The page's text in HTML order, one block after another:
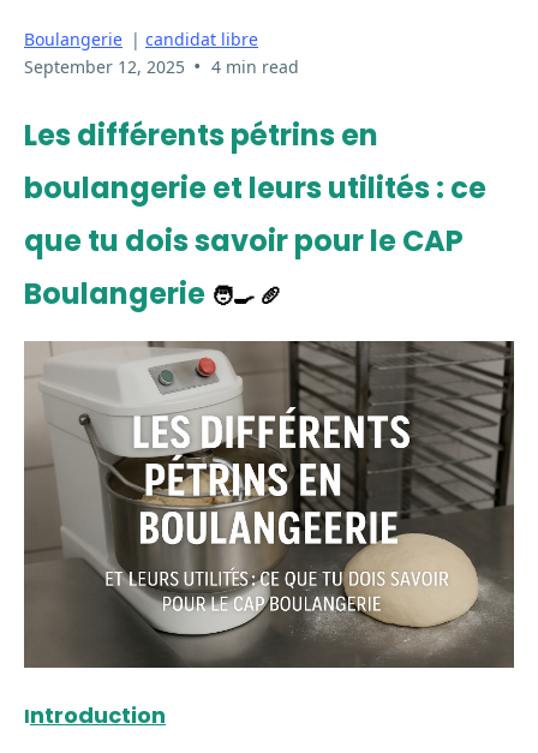
Boulangerie | candidat libre
September 12, 2025 • 4 min read
Les différents pétrins en
boulangerie et leurs utilités : ce
que tu dois savoir pour le CAP
Boulangerie 🧑‍🍳 🥖
Introduction